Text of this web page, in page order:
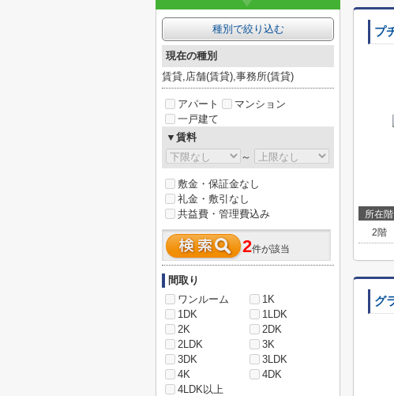
プ
所在階
2階
グ
種別で絞り込む
現在の種別
賃貸,店舗(賃貸),事務所(賃貸)
アパート
マンション
一戸建て
▼賃料
～
敷金・保証金なし
礼金・敷引なし
共益費・管理費込み
2件が該当
間取り
ワンルーム
1K
1DK
1LDK
2K
2DK
2LDK
3K
3DK
3LDK
4K
4DK
4LDK以上